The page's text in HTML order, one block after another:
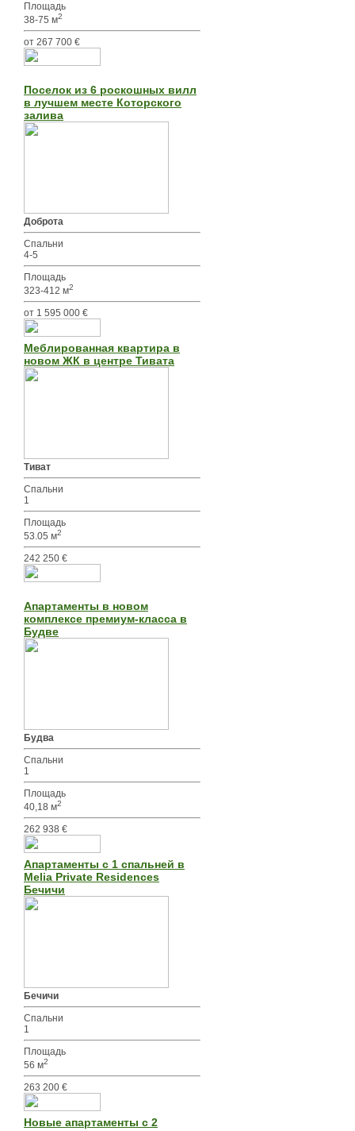
Площадь
38-75 м2
от 267 700 €
Поселок из 6 роскошных вилл
в лучшем месте Которского
залива
Доброта
Спальни
4-5
Площадь
323-412 м2
от 1 595 000 €
Меблированная квартира в
новом ЖК в центре Тивата
Тиват
Спальни
1
Площадь
53.05 м2
242 250 €
Апартаменты в новом
комплексе премиум-класса в
Будве
Будва
Спальни
1
Площадь
40,18 м2
262 938 €
Апартаменты с 1 спальней в
Melia Private Residences
Бечичи
Бечичи
Спальни
1
Площадь
56 м2
263 200 €
Новые апартаменты с 2